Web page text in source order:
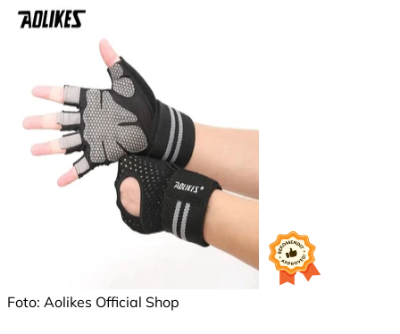
Foto: Aolikes Official Shop